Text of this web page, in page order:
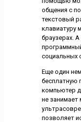
общения с
текстовый
клавиатуру
браузерах.
социальных
Еще один
бесплатную
компьютер
не занимает
позволяет